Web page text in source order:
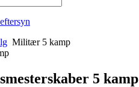
Militær 5 kamp
5 kamp